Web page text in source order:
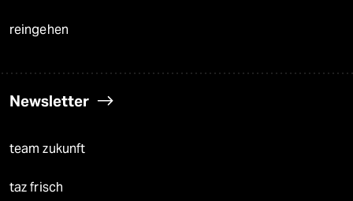
reingehen
Newsletter
team zukunft
taz frisch